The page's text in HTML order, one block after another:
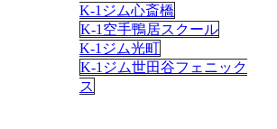
K-1ジム心斎橋
K-1空手鴨居スクール
K-1ジム光町
K-1ジム世田谷フェニック
ス